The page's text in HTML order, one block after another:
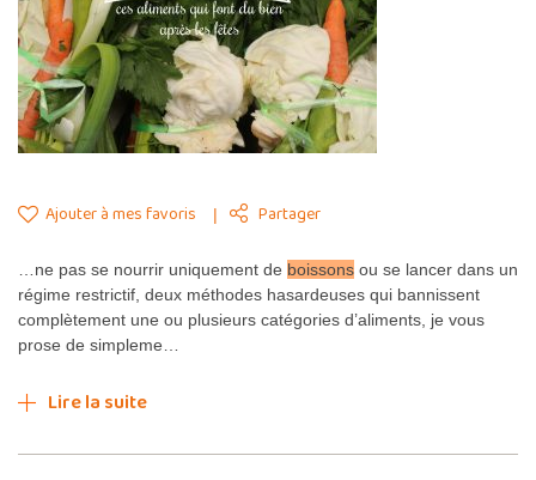
Ajouter à mes favoris Partager
…ne pas se nourrir uniquement de boissons ou se lancer dans un
régime restrictif, deux méthodes hasardeuses qui bannissent
complètement une ou plusieurs catégories d’aliments, je vous
prose de simpleme…
Lire la suite